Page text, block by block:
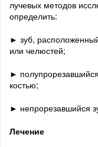
лучевых методов
определить:
► зуб,
или челюстей;
►
костью;
► непрорезавшийся
Лечение